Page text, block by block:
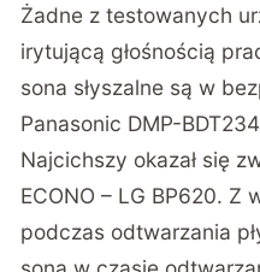
Żadne z testowanych
irytującą głośnością
sona słyszalne są w
Panasonic DMP-
Najcichszy okazał się
ECONO – LG BP620. Z
podczas odtwarzania